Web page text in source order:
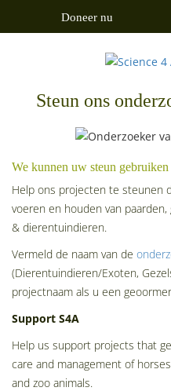
Doneer nu
Steun ons
We kunnen uw steun gebruiken
Help ons projecten te steunen
voeren en houden van
& dierentuindieren.
Vermeld de naam van de
(Dierentuindieren/Exoten,
projectnaam als u een
Support S4A
Help us support projects that
care and management of
and zoo animals.